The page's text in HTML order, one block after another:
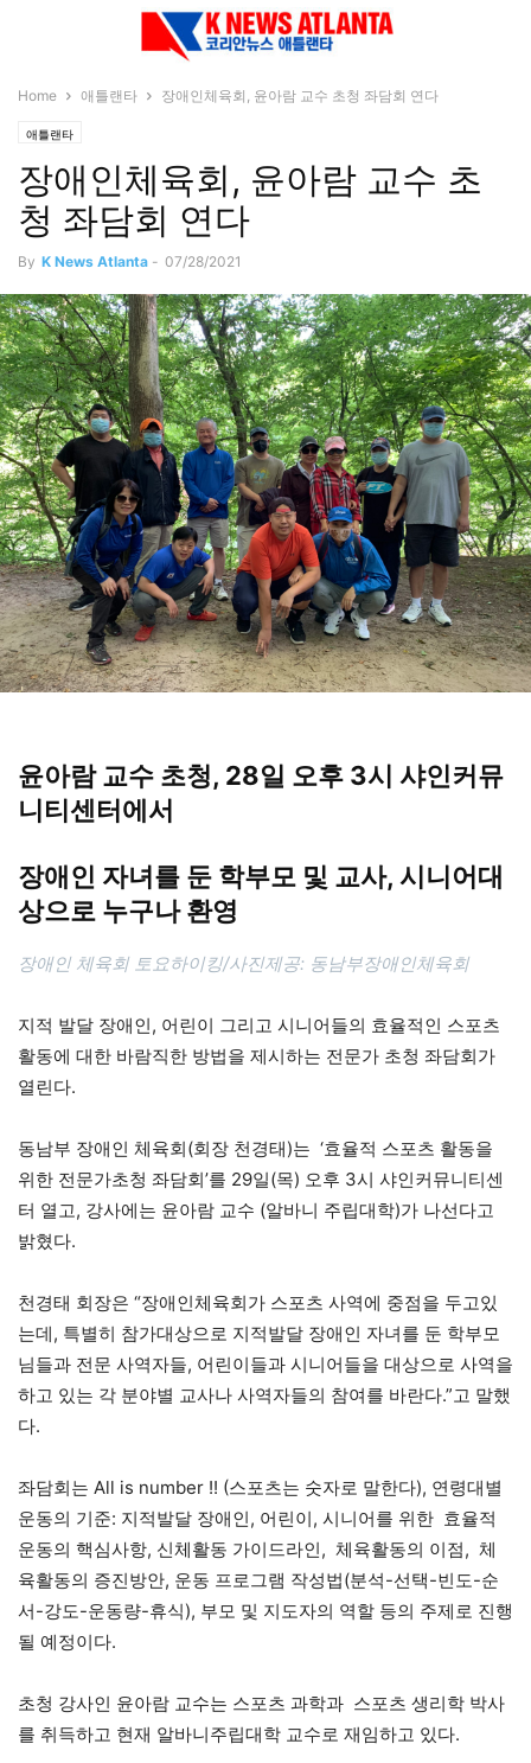
Home 애틀랜타 장애인체육회, 윤아람 교수 초청 좌담회 연다
애틀랜타
장애인체육회, 윤아람 교수 초
청 좌담회 연다
By K News Atlanta - 07/28/2021
윤아람 교수 초청, 28일 오후 3시 샤인커뮤
니티센터에서
장애인 자녀를 둔 학부모 및 교사, 시니어대
상으로 누구나 환영
장애인 체육회 토요하이킹/사진제공: 동남부장애인체육회
지적 발달 장애인, 어린이 그리고 시니어들의 효율적인 스포츠
활동에 대한 바람직한 방법을 제시하는 전문가 초청 좌담회가
열린다.
동남부 장애인 체육회(회장 천경태)는 ‘효율적 스포츠 활동을
위한 전문가초청 좌담회’를 29일(목) 오후 3시 샤인커뮤니티센
터 열고, 강사에는 윤아람 교수 (알바니 주립대학)가 나선다고
밝혔다.
천경태 회장은 “장애인체육회가 스포츠 사역에 중점을 두고있
는데, 특별히 참가대상으로 지적발달 장애인 자녀를 둔 학부모
님들과 전문 사역자들, 어린이들과 시니어들을 대상으로 사역을
하고 있는 각 분야별 교사나 사역자들의 참여를 바란다.”고 말했
다.
좌담회는 All is number !! (스포츠는 숫자로 말한다), 연령대별
운동의 기준: 지적발달 장애인, 어린이, 시니어를 위한 효율적
운동의 핵심사항, 신체활동 가이드라인, 체육활동의 이점, 체
육활동의 증진방안, 운동 프로그램 작성법(분석-선택-빈도-순
서-강도-운동량-휴식), 부모 및 지도자의 역할 등의 주제로 진행
될 예정이다.
초청 강사인 윤아람 교수는 스포츠 과학과 스포츠 생리학 박사
를 취득하고 현재 알바니주립대학 교수로 재임하고 있다.